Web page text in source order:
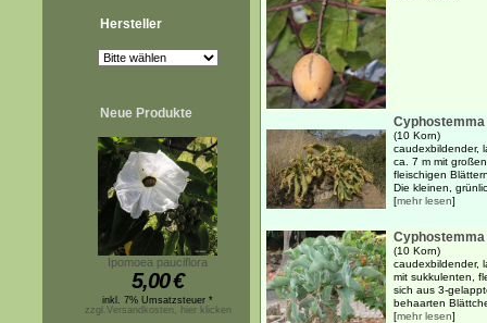
Hersteller
Neue Produkte
Ipomoea pauciflora
5,00€
inkl. 7% Umsatzsteuer *
zzgl.Versandkosten, hier klicken
(10 Korn)
caudexbildender,
ca. 7 m mit
fleischigen
Die kleinen,
[mehr lesen]
(10 Korn)
caudexbildender,
mit sukkulenten,
sich aus 3-
behaarten
[mehr lesen]